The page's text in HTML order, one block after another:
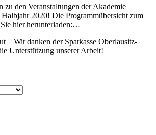
den Veranstaltungen der Akademie
2020! Die Programmübersicht zum
hier herunterladen:…
Wir danken der Sparkasse Oberlausitz-
Unterstützung unserer Arbeit!